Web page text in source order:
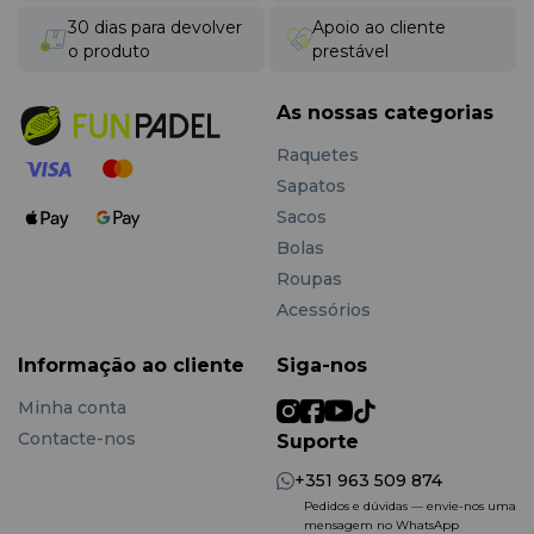
30 dias para devolver
o produto
Apoio ao cliente
prestável
As nossas categorias
Raquetes
Sapatos
Sacos
Bolas
Roupas
Acessórios
Informação ao cliente
Minha conta
Contacte-nos
Siga-nos
Suporte
+351 963 509 874
Pedidos e dúvidas — envie-nos uma
mensagem no WhatsApp